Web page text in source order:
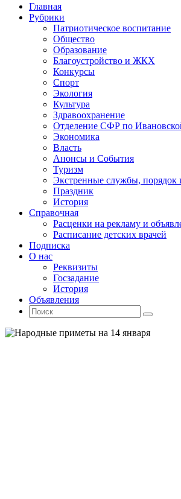
Промотать
содержимому
Главная
Рубрики
Патриотическое воспитание
Общество
Образование
Благоустройство и ЖКХ
Конкурсы
Спорт
Экология
Культура
Здравоохранение
Отделение СФР по
Экономика
Власть
Анонсы и События
Туризм
Экстренные службы, порядок
Праздник
История
Справочная
Расценки на рекламу и
Расписание детских врачей
Подписка
О нас
Реквизиты
Госзадание
История
Объявления
Поиск
Искать:
Поиск